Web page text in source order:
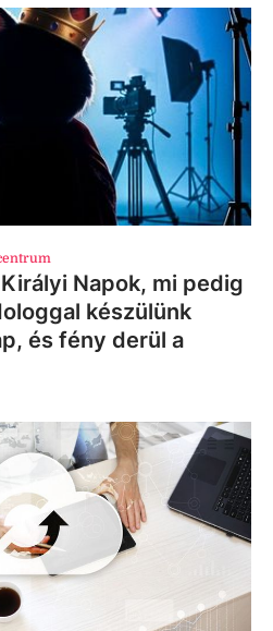
Napok, mi pedig
készülünk
és fény derül a